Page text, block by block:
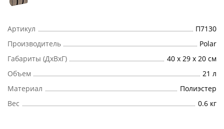
Артикул
П7130
Производитель
Polar
Габариты (ДхВхГ)
40 х 29 х 20 см
Объем
21 л
Материал
Полиэстер
Вес
0.6 кг